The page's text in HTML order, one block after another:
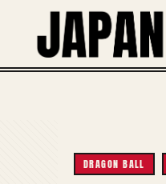
contenu
DRAGON BALL